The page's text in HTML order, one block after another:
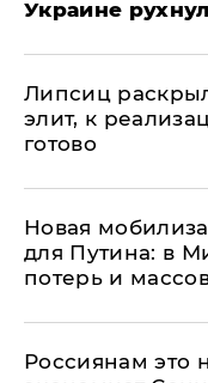
Украине
Липсиц
элит, к
готово
​Новая
для Путина: в
потерь и
Россиянам это